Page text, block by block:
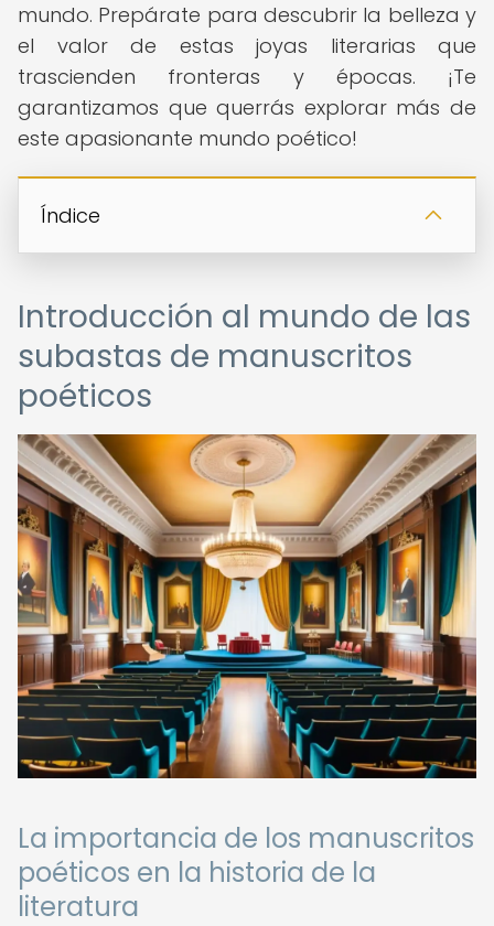
mundo. Prepárate para descubrir la belleza y
el valor de estas joyas literarias que
trascienden fronteras y épocas. ¡Te
garantizamos que querrás explorar más de
este apasionante mundo poético!
Índice
Introducción al mundo de las
subastas de manuscritos
poéticos
La importancia de los manuscritos
poéticos en la historia de la
literatura